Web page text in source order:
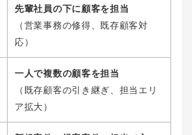
先輩社員の下に顧客を担当
（営業事務の修得、既存顧客対
応）
⼀⼈で複数の顧客を担当
（既存顧客の引き継ぎ、担当エリ
ア拡大）